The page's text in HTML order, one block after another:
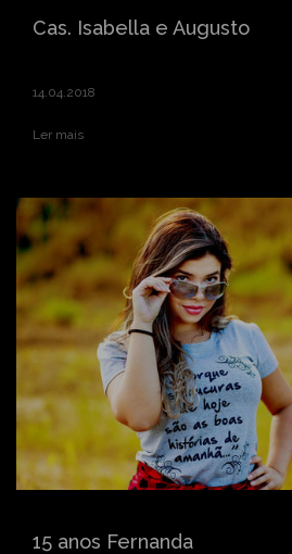
Cas. Isabella e Augusto
14.04.2018
Ler mais
15 anos Fernanda